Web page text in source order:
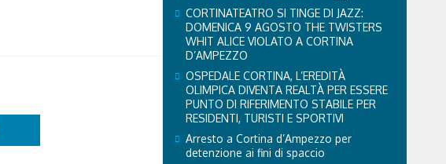
CORTINATEATRO SI TINGE DI JAZZ:
DOMENICA 9 AGOSTO THE TWISTERS
WHIT ALICE VIOLATO A CORTINA
D’AMPEZZO
OSPEDALE CORTINA, L’EREDITÀ
OLIMPICA DIVENTA REALTÀ PER ESSERE
PUNTO DI RIFERIMENTO STABILE PER
RESIDENTI, TURISTI E SPORTIVI
Arresto a Cortina d’Ampezzo per
detenzione ai fini di spaccio